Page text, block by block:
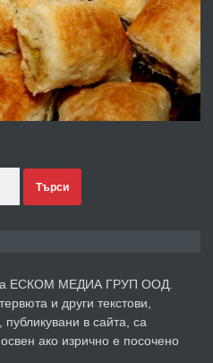
преди 4 дни
Офис под наем в кв.
преди 5 дни
парцел в гр. Хасково кв.
Търси
на ЕСКОМ МЕДИА ГРУП ООД.
и други текстови,
в сайта, са
ако изрично е посочено